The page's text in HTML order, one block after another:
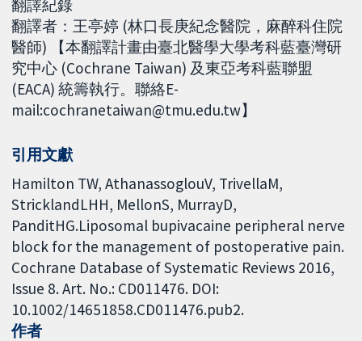
翻譯紀錄
翻譯者：王亭婷 (林口長庚紀念醫院，麻醉科住院
醫師) 【本翻譯計畫由臺北醫學大學考科藍臺灣研
究中心 (Cochrane Taiwan) 及東亞考科藍聯盟
(EACA) 統籌執行。聯絡E-
mail:cochranetaiwan@tmu.edu.tw】
引用文獻
Hamilton TW, AthanassoglouV, TrivellaM,
StricklandLHH, MellonS, MurrayD,
PanditHG.Liposomal bupivacaine peripheral nerve
block for the management of postoperative pain.
Cochrane Database of Systematic Reviews 2016,
Issue 8. Art. No.: CD011476. DOI:
10.1002/14651858.CD011476.pub2.
作者